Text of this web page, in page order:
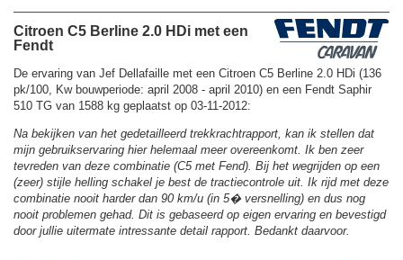
Citroen C5 Berline 2.0 HDi met een
Fendt
De ervaring van Jef Dellafaille met een Citroen C5 Berline 2.0 HDi (136
pk/100, Kw bouwperiode: april 2008 - april 2010) en een Fendt Saphir
510 TG van 1588 kg geplaatst op 03-11-2012:
Na bekijken van het gedetailleerd trekkrachtrapport, kan ik stellen dat
mijn gebruikservaring hier helemaal meer overeenkomt. Ik ben zeer
tevreden van deze combinatie (C5 met Fend). Bij het wegrijden op een
(zeer) stijle helling schakel je best de tractiecontrole uit. Ik rijd met deze
combinatie nooit harder dan 90 km/u (in 5� versnelling) en dus nog
nooit problemen gehad. Dit is gebaseerd op eigen ervaring en bevestigd
door jullie uitermate intressante detail rapport. Bedankt daarvoor.